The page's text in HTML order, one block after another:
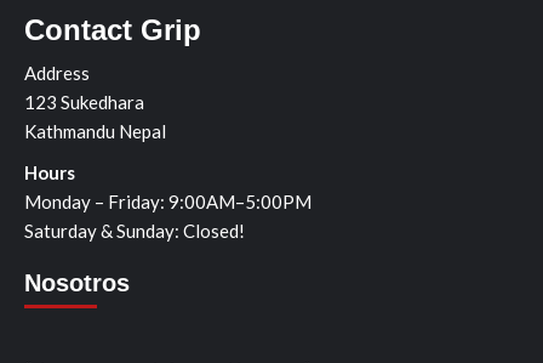
Contact Grip
Address
123 Sukedhara
Kathmandu Nepal
Hours
Monday – Friday: 9:00AM–5:00PM
Saturday & Sunday: Closed!
Nosotros